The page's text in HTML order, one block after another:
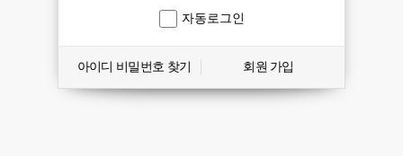
자동로그인
아이디 비밀번호 찾기 회원 가입